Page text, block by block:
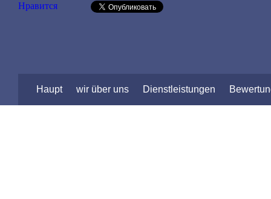
Нравится
Haupt wir über uns Dienstleistungen